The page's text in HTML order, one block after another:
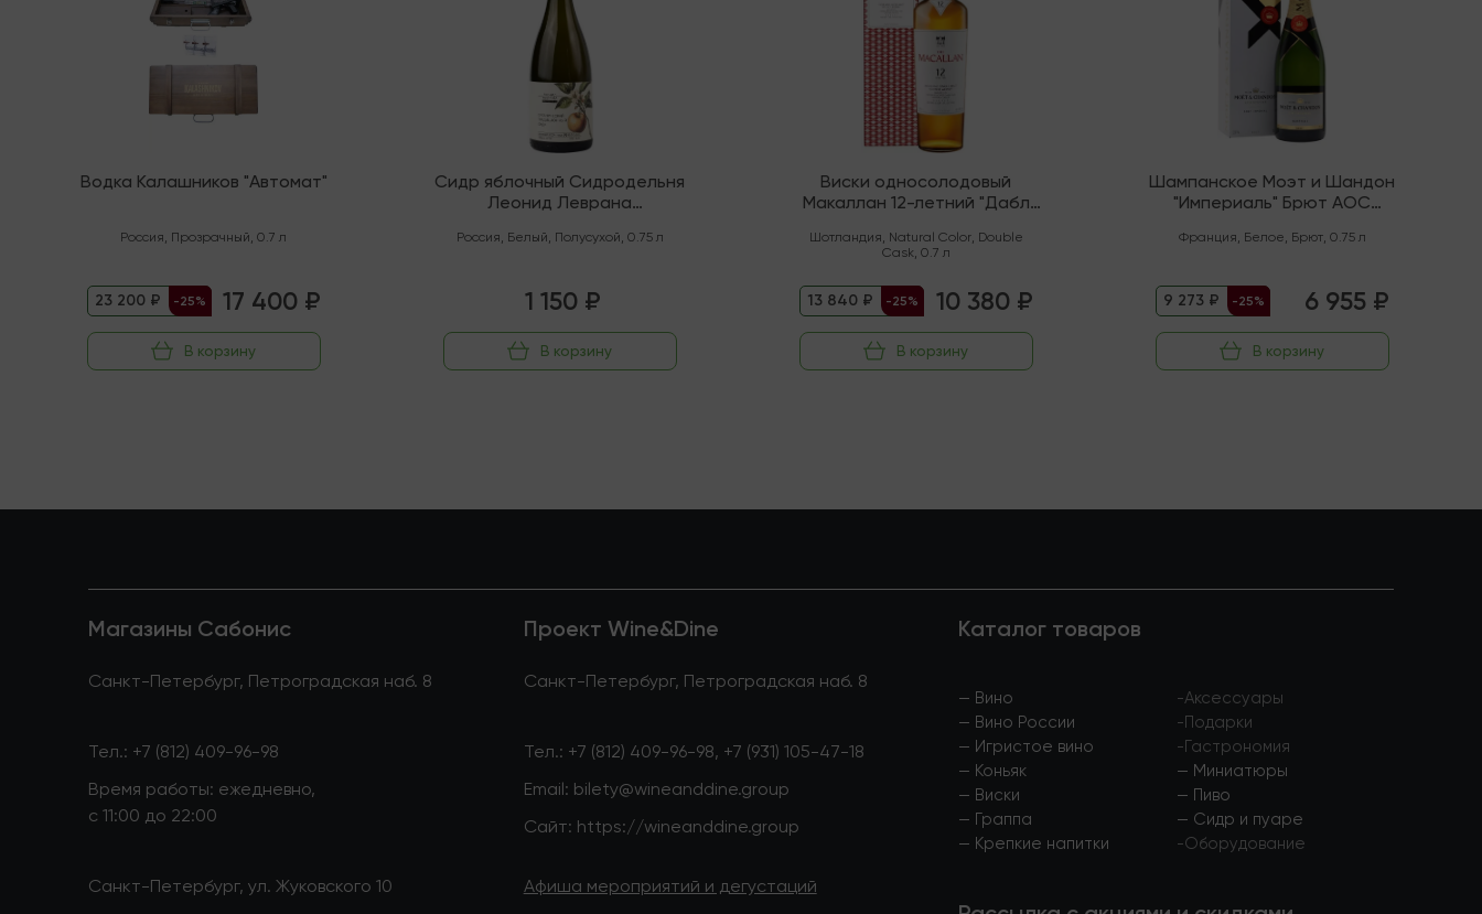
Водка Калашников "Автомат"
Россия, Прозрачный, 0.7 л
23 200 ₽ -25% 17 400 ₽
В корзину
Сидр яблочный Сидродельня
Леонид Леврана
Россия, Белый, Полусухой, 0.75 л
1 150 ₽
В корзину
Виски односолодовый
Макаллан 12-летний "Дабл
Шотландия, Natural Color, Double
Cask, 0.7 л
13 840 ₽ -25% 10 380 ₽
В корзину
Шампанское Моэт и Шандон
"Империаль" Брют AOC
Франция, Белое, Брют, 0.75 л
9 273 ₽ -25% 6 955 ₽
В корзину
Магазины Сабонис
Санкт-Петербург, Петроградская наб. 8
Тел.: +7 (812) 409-96-98
Время работы: ежедневно,
с 11:00 до 22:00
Санкт-Петербург, ул. Жуковского 10
Проект Wine&Dine
Санкт-Петербург, Петроградская наб. 8
Тел.: +7 (812) 409-96-98, +7 (931) 105-47-18
Email: bilety@wineanddine.group
Сайт: https://wineanddine.group
Афиша мероприятий и дегустаций
Каталог товаров
— Вино
— Вино России
— Игристое вино
— Коньяк
— Виски
— Граппа
— Крепкие напитки
-Аксессуары
-Подарки
-Гастрономия
— Миниатюры
— Пиво
— Сидр и пуаре
-Оборудование